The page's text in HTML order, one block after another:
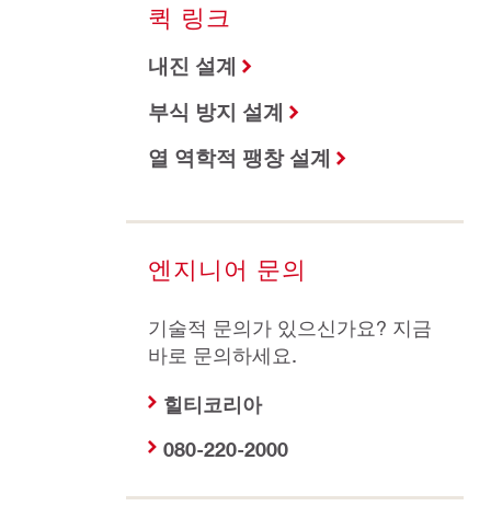
퀵 링크
내진 설계
부식 방지 설계
열 역학적 팽창 설계
엔지니어 문의
기술적 문의가 있으신가요? 지금
바로 문의하세요.
힐티코리아
080-220-2000